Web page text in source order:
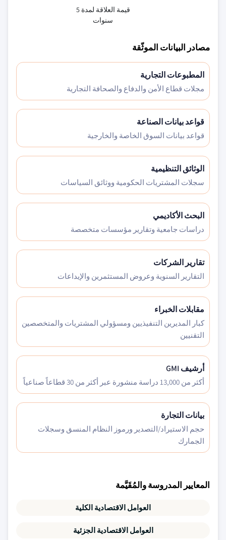
قيمة العلاقة لمدة 5
سنوات
مصادر البيانات الموثّقة
المطبوعات التجارية
مجلات قطاع الأمن والدفاع والصحافة التجارية
قواعد بيانات الصناعة
قواعد بيانات السوق الخاصة والخارجية
الوثائق التنظيمية
سجلات المشتريات الحكومية ووثائق السياسات
البحث الأكاديمي
دراسات جامعية وتقارير مؤسسات متخصصة
تقارير الشركات
التقارير السنوية وعروض المستثمرين والإيداعات
مقابلات الخبراء
كبار المديرين التنفيذيين ومسؤولي المشتريات والمتخصصين
التقنيين
أرشيف GMI
أكثر من 13,000 دراسة منشورة عبر أكثر من 30 قطاعاً صناعياً
بيانات التجارة
حجم الاستيراد/التصدير ورموز النظام المنسق وسجلات
الجمارك
المعايير المدروسة والمُقَيَّمة
العوامل الاقتصادية الكلية
العوامل الاقتصادية الجزئية